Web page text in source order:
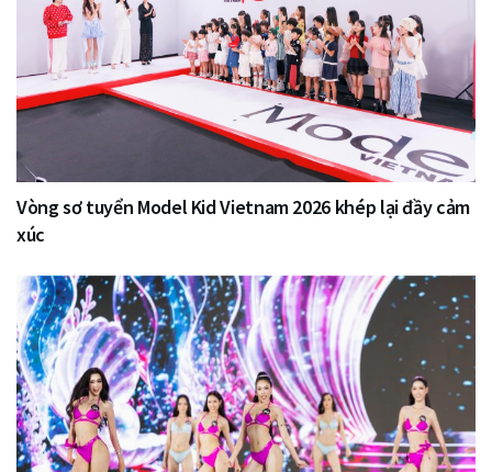
Vòng sơ tuyển Model Kid Vietnam 2026 khép lại đầy cảm
xúc